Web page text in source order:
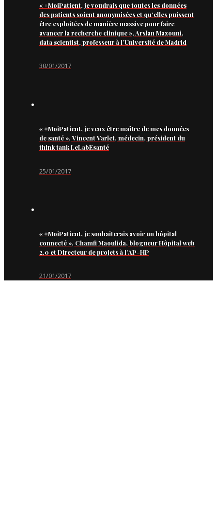
« #MoiPatient, je voudrais que toutes les données
des patients soient anonymisées et qu’elles puissent
être exploitées de manière massive pour faire
avancer la recherche clinique », Arslan Mazouni,
data scientist, professeur à l’Université de Madrid
30/01/2017
« #MoiPatient, je veux être maître de mes données
de santé », Vincent Varlet, médecin, président du
think tank LeLabEsanté
25/01/2017
« #MoiPatient, je souhaiterais avoir un hôpital
connecté », Chamfi Maoulida, blogueur Hôpital web
2.0 et Directeur de projets à l’AP-HP
21/01/2017